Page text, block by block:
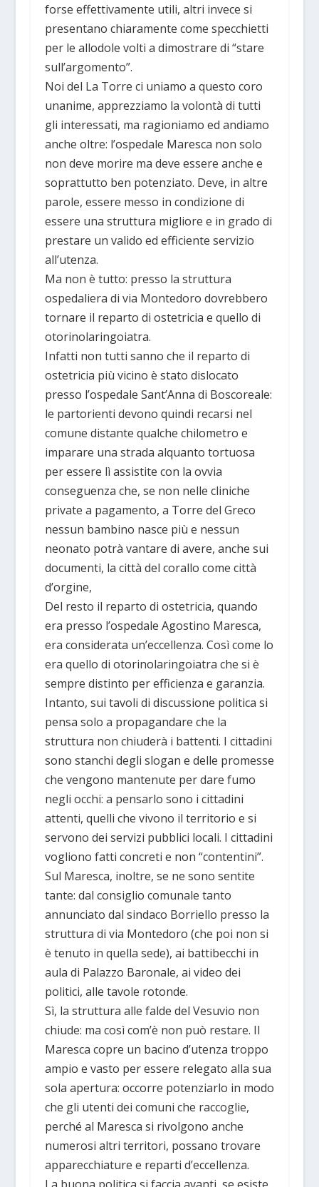
forse effettivamente utili, altri invece si
presentano chiaramente come specchietti
per le allodole volti a dimostrare di “stare
sull’argomento”.
Noi del La Torre ci uniamo a questo coro
unanime, apprezziamo la volontà di tutti
gli interessati, ma ragioniamo ed andiamo
anche oltre: l’ospedale Maresca non solo
non deve morire ma deve essere anche e
soprattutto ben potenziato. Deve, in altre
parole, essere messo in condizione di
essere una struttura migliore e in grado di
prestare un valido ed efficiente servizio
all’utenza.
Ma non è tutto: presso la struttura
ospedaliera di via Montedoro dovrebbero
tornare il reparto di ostetricia e quello di
otorinolaringoiatra.
Infatti non tutti sanno che il reparto di
ostetricia più vicino è stato dislocato
presso l’ospedale Sant’Anna di Boscoreale:
le partorienti devono quindi recarsi nel
comune distante qualche chilometro e
imparare una strada alquanto tortuosa
per essere lì assistite con la ovvia
conseguenza che, se non nelle cliniche
private a pagamento, a Torre del Greco
nessun bambino nasce più e nessun
neonato potrà vantare di avere, anche sui
documenti, la città del corallo come città
d’orgine,
Del resto il reparto di ostetricia, quando
era presso l’ospedale Agostino Maresca,
era considerata un’eccellenza. Così come lo
era quello di otorinolaringoiatra che si è
sempre distinto per efficienza e garanzia.
Intanto, sui tavoli di discussione politica si
pensa solo a propagandare che la
struttura non chiuderà i battenti. I cittadini
sono stanchi degli slogan e delle promesse
che vengono mantenute per dare fumo
negli occhi: a pensarlo sono i cittadini
attenti, quelli che vivono il territorio e si
servono dei servizi pubblici locali. I cittadini
vogliono fatti concreti e non “contentini”.
Sul Maresca, inoltre, se ne sono sentite
tante: dal consiglio comunale tanto
annunciato dal sindaco Borriello presso la
struttura di via Montedoro (che poi non si
è tenuto in quella sede), ai battibecchi in
aula di Palazzo Baronale, ai video dei
politici, alle tavole rotonde.
Sì, la struttura alle falde del Vesuvio non
chiude: ma così com’è non può restare. Il
Maresca copre un bacino d’utenza troppo
ampio e vasto per essere relegato alla sua
sola apertura: occorre potenziarlo in modo
che gli utenti dei comuni che raccoglie,
perché al Maresca si rivolgono anche
numerosi altri territori, possano trovare
apparecchiature e reparti d’eccellenza.